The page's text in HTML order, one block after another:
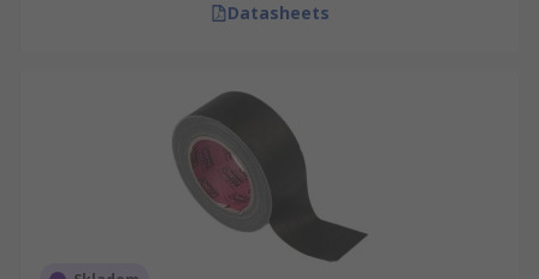
Datasheets